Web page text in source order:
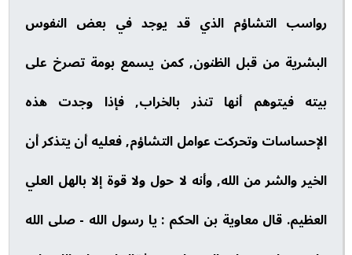
رواسب التشاؤم الذي قد يوجد في بعض النفوس
البشرية من قبل الظنون, كمن يسمع بومة تصرخ على
بيته فيتوهم أنها تنذر بالخراب, فإذا وجدت هذه
الإحساسات وتحركت عوامل التشاؤم, فعليه أن يتذكر أن
الخير والشر من الله, وأنه لا حول ولا قوة إلا بالهل العلي
العظيم. قال معاوية بن الحكم : يا رسول الله - صلى الله